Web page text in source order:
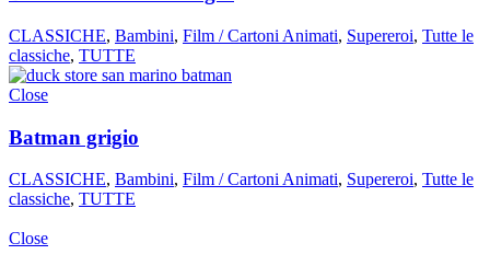
CLASSICHE, Bambini, Film / Cartoni Animati, Supereroi, Tutte le
classiche, TUTTE
Close
Batman grigio
CLASSICHE, Bambini, Film / Cartoni Animati, Supereroi, Tutte le
classiche, TUTTE
Close